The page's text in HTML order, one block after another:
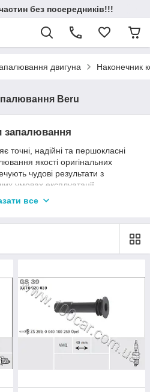
без посередників!!!
двигуна Наконечник
Beru
запалювання
точні, надійні та першокласні
якості оригінальних
чудові результати з
умовах експлуатації.
запалювання BERU
все